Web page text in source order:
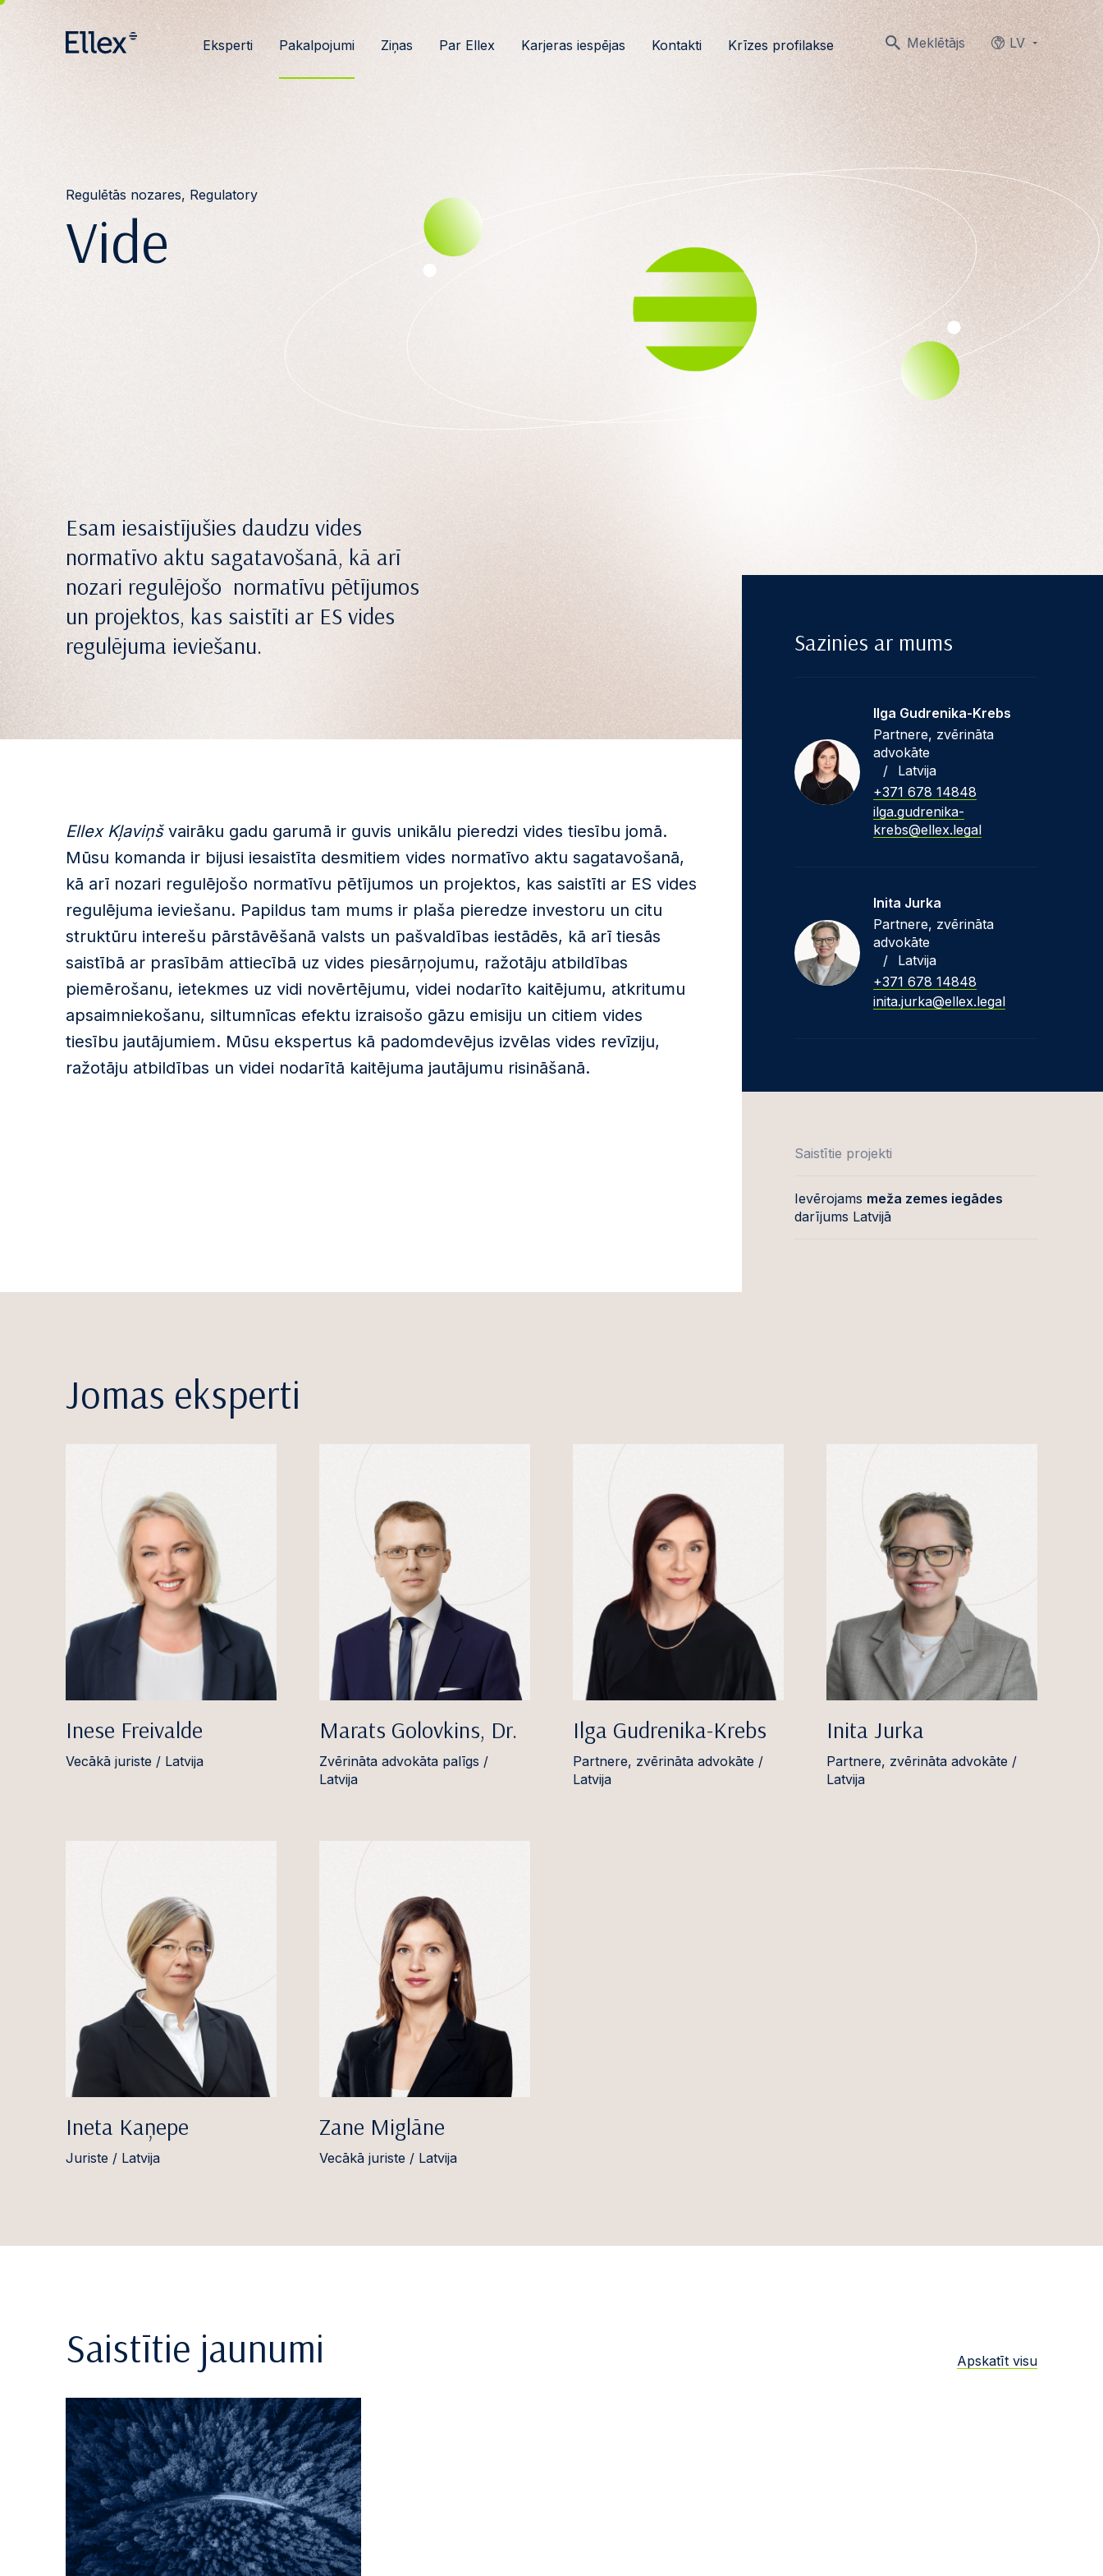
Meklētājs LV
Languages
Eksperti Pakalpojumi Ziņas Par Ellex Karjeras iespējas Kontakti Krīzes profilakse
Regulētās nozares, Regulatory
Vide
Esam iesaistījušies daudzu vides
normatīvo aktu sagatavošanā, kā arī
nozari regulējošo normatīvu pētījumos
un projektos, kas saistīti ar ES vides
regulējuma ieviešanu.
Ellex Kļaviņšvairāku gadu garumā ir guvis unikālu pieredzi vides tiesību jomā.
Mūsu komanda ir bijusi iesaistīta desmitiem vides normatīvo aktu sagatavošanā,
kā arī nozari regulējošo normatīvu pētījumos un projektos, kas saistīti ar ES vides
regulējuma ieviešanu. Papildus tam mums ir plaša pieredze investoru un citu
struktūru interešu pārstāvēšanā valsts un pašvaldības iestādēs, kā arī tiesās
saistībā ar prasībām attiecībā uz vides piesārņojumu, ražotāju atbildības
piemērošanu, ietekmes uz vidi novērtējumu, videi nodarīto kaitējumu, atkritumu
apsaimniekošanu, siltumnīcas efektu izraisošo gāzu emisiju un citiem vides
tiesību jautājumiem. Mūsu ekspertus kā padomdevējus izvēlas vides revīziju,
ražotāju atbildības un videi nodarītā kaitējuma jautājumu risināšanā.
Sazinies ar mums
Ilga Gudrenika-Krebs
Partnere, zvērināta
advokāte
/
Latvija
+371 678 14848
ilga.gudrenika-
krebs@ellex.legal
Inita Jurka
Partnere, zvērināta
advokāte
/
Latvija
+371 678 14848
inita.jurka@ellex.legal
Saistītie projekti
Ievērojams meža zemes iegādes
darījums Latvijā
Jomas eksperti
Inese Freivalde
Vecākā juriste / Latvija
Marats Golovkins, Dr.
Zvērināta advokāta palīgs /
Latvija
Ilga Gudrenika-Krebs
Partnere, zvērināta advokāte /
Latvija
Inita Jurka
Partnere, zvērināta advokāte /
Latvija
Ineta Kaņepe
Juriste / Latvija
Zane Miglāne
Vecākā juriste / Latvija
Saistītie jaunumi Apskatīt visu